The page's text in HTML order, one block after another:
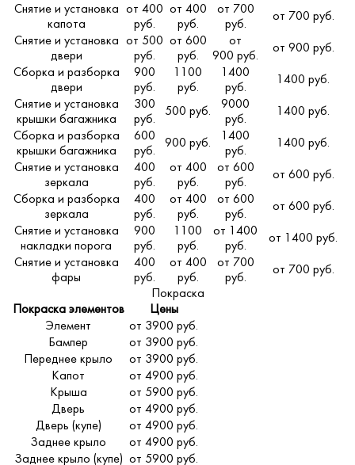
Снятие и установка
капота
от 400
руб.
от 400
руб.
от 700
руб.
от 700 руб.
Снятие и установка
двери
от 500
руб.
от 600
руб.
от
900 руб.
от 900 руб.
Сборка и разборка
двери
900
руб.
1100
руб.
1400
руб.
1400 руб.
Снятие и установка
крышки багажника
300
руб.
500 руб.
9000
руб.
1400 руб.
Сборка и разборка
крышки багажника
600
руб.
900 руб.
1400
руб.
1400 руб.
Снятие и установка
зеркала
400
руб.
от 400
руб.
от 600
руб.
от 600 руб.
Сборка и разборка
зеркала
400
руб.
от 400
руб.
от 600
руб.
от 600 руб.
Снятие и установка
накладки порога
900
руб.
1100
руб.
от 1400
руб.
от 1400 руб.
Снятие и установка
фары
400
руб.
от 400
руб.
от 700
руб.
от 700 руб.
Покраска
Покраска элементов
Цены
Элемент
от 3900 руб.
Бампер
от 3900 руб.
Переднее крыло
от 3900 руб.
Капот
от 4900 руб.
Крыша
от 5900 руб.
Дверь
от 4900 руб.
Дверь (купе)
от 4900 руб.
Заднее крыло
от 4900 руб.
Заднее крыло (купе) от 5900 руб.